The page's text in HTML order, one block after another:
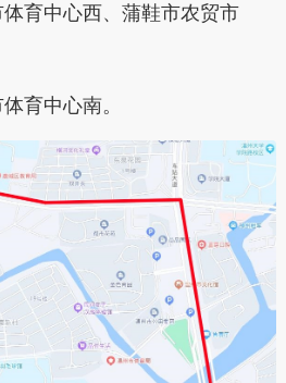
育中心西、蒲鞋市农贸市
育中心南。